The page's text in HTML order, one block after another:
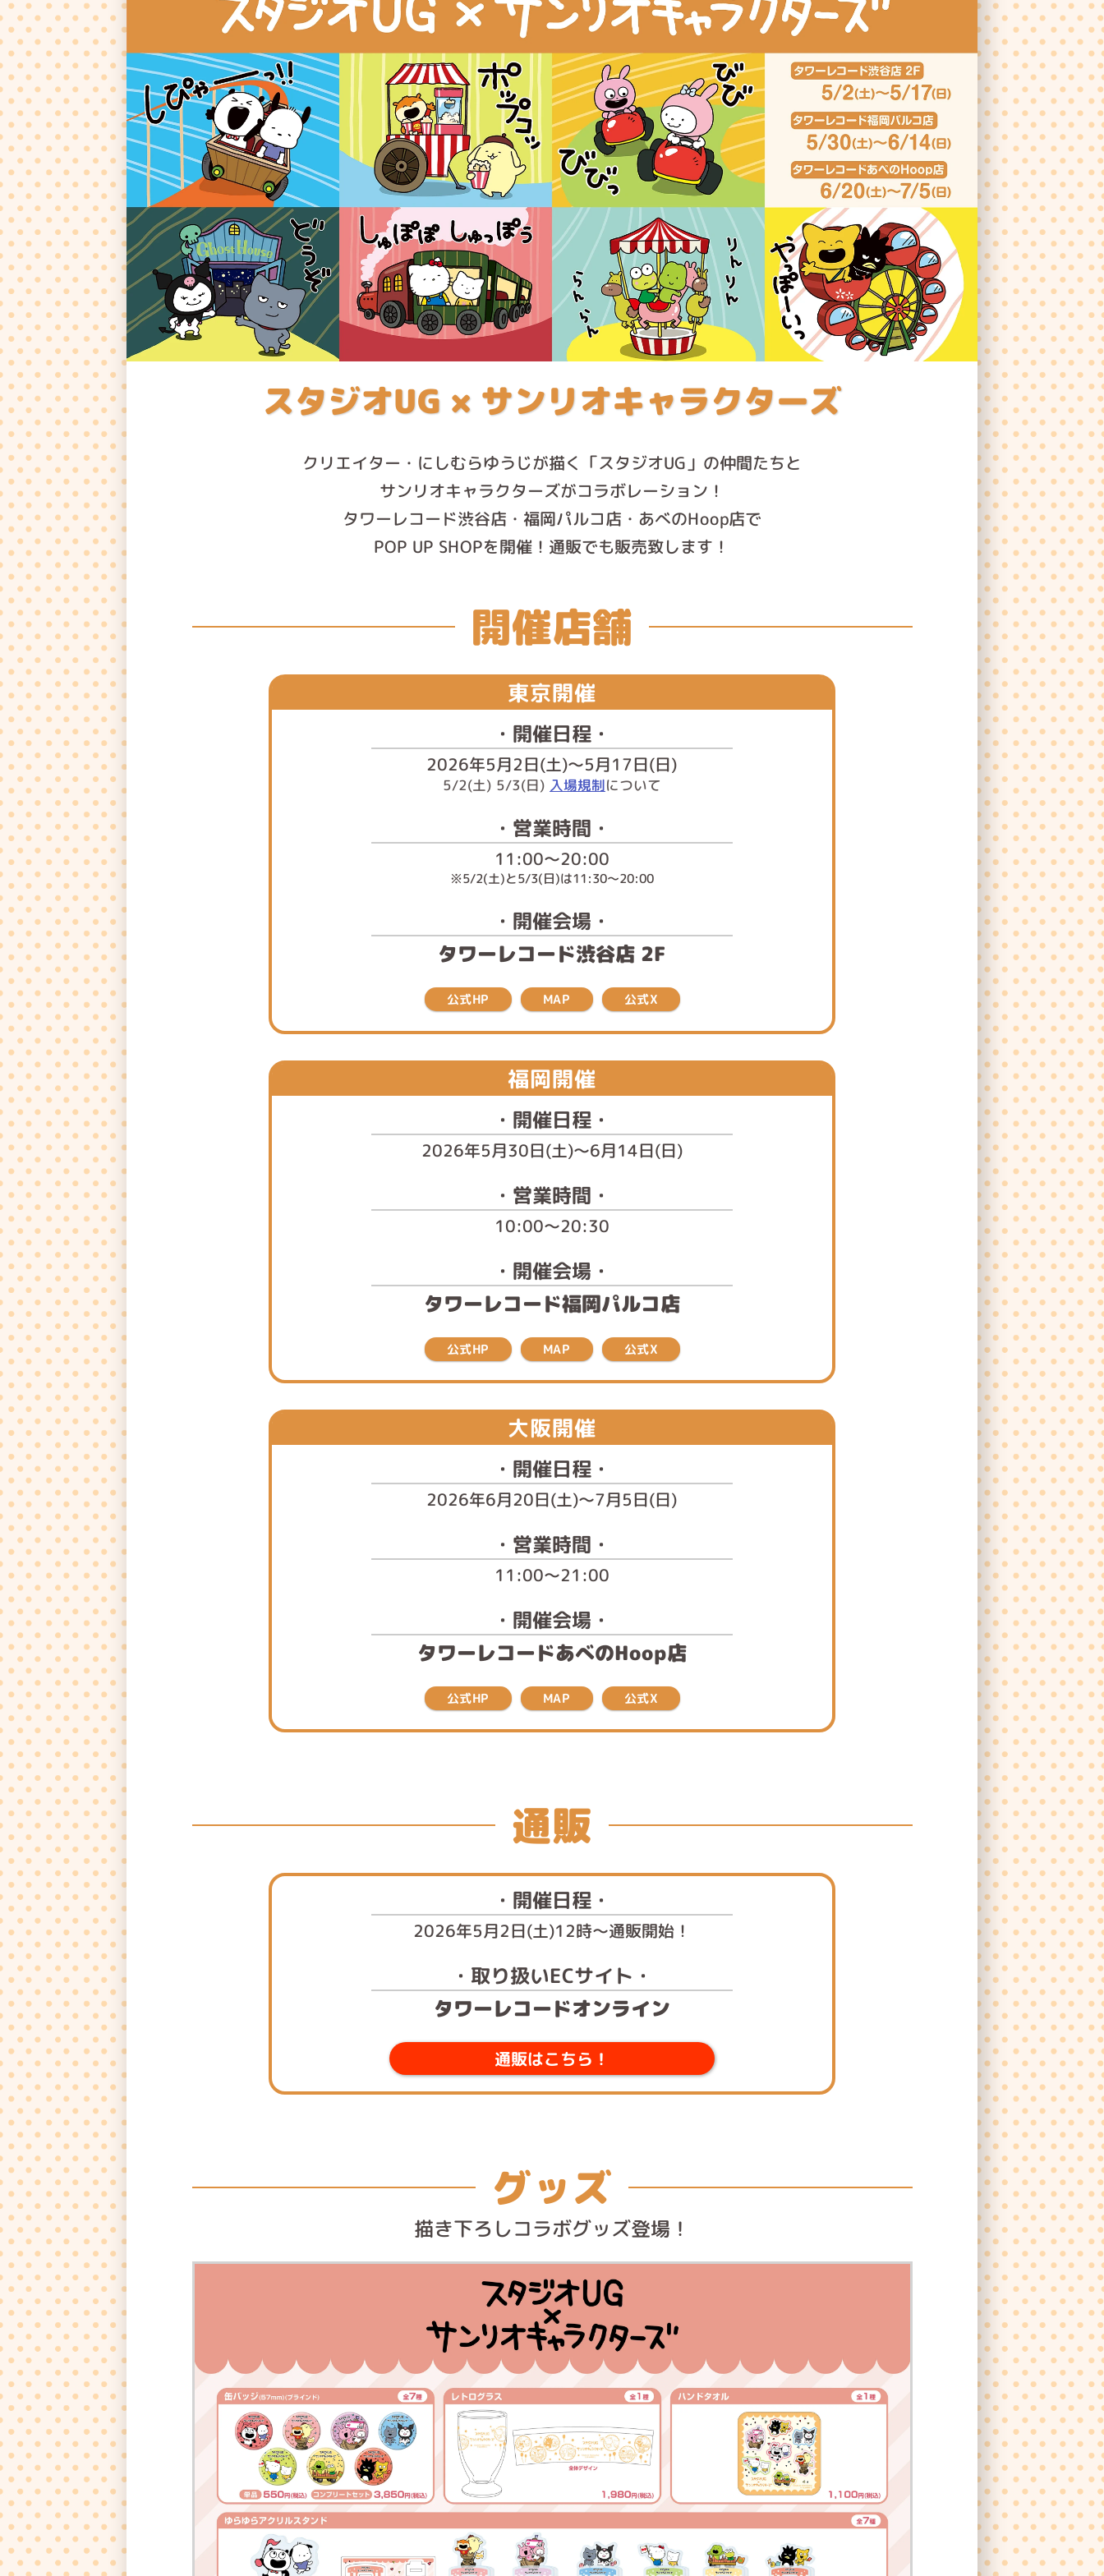
スタジオUG × サンリオキャラクターズ
クリエイター・にしむらゆうじが描く 「スタジオUG」の仲間たちと
サンリオキャラクターズがコラボレーション！
タワーレコード渋谷店・福岡パルコ店・あべのHoop店で
POP UP SHOPを開催！通販でも販売致します！
開催店舗
東京開催
・開催日程・
2026年5月2日(土)～5月17日(日)
5/2(土) 5/3(日) 入場規制について
・営業時間・
11:00～20:00
※5/2(土)と5/3(日)は11:30～20:00
・開催会場・
タワーレコード渋谷店 2F
公式HP MAP 公式X
福岡開催
・開催日程・
2026年5月30日(土)～6月14日(日)
・営業時間・
10:00～20:30
・開催会場・
タワーレコード福岡パルコ店
公式HP MAP 公式X
大阪開催
・開催日程・
2026年6月20日(土)～7月5日(日)
・営業時間・
11:00～21:00
・開催会場・
タワーレコードあべのHoop店
公式HP MAP 公式X
通販
・開催日程・
2026年5月2日(土)12時～通販開始！
・取り扱いECサイト・
タワーレコードオンライン
通販はこちら！
グッズ
描き下ろしコラボグッズ登場！